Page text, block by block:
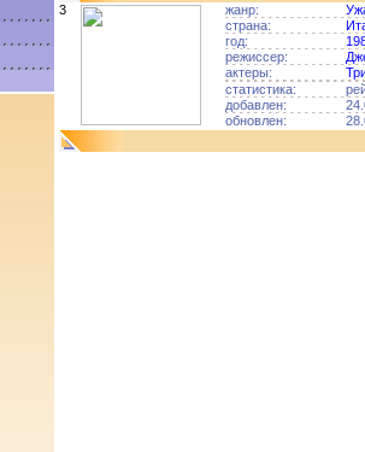
3
жанр:
страна:
год:
режиссер:
актеры:
статистика:
добавлен:
обновлен: